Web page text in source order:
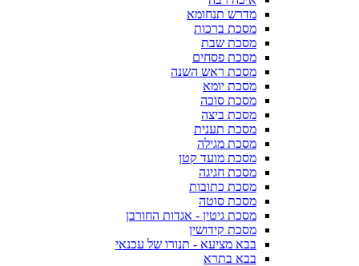
מדרש תנחומא
מסכת ברכות
מסכת שבת
מסכת פסחים
מסכת ראש השנה
מסכת יומא
מסכת סוכה
מסכת ביצה
מסכת תענית
מסכת מגילה
מסכת מועד קטן
מסכת חגיגה
מסכת כתובות
מסכת סוטה
מסכת גיטין - אגדות החורבן
מסכת קידושין
בבא מציעא - תנורו של עכנאי
בבא בתרא